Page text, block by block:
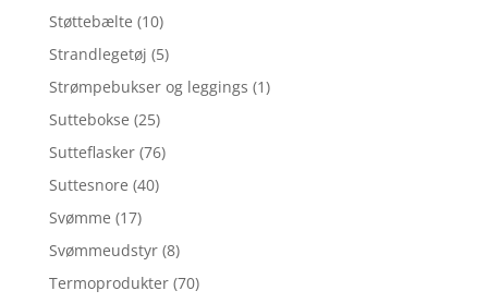
Støttebælte (10)
Strandlegetøj (5)
Strømpebukser og leggings (1)
Suttebokse (25)
Sutteflasker (76)
Suttesnore (40)
Svømme (17)
Svømmeudstyr (8)
Termoprodukter (70)